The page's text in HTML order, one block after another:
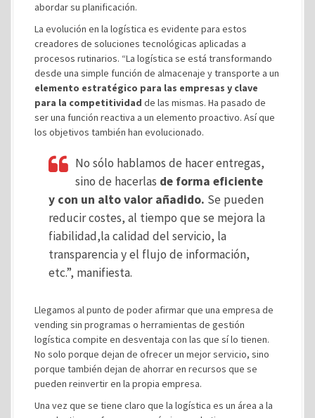
abordar su planificación.
La evolución en la logística es evidente para estos
creadores de soluciones tecnológicas aplicadas a
procesos rutinarios. “La logística se está transformando
desde una simple función de almacenaje y transporte a un
elemento estratégico para las empresas y clave
para la competitividad de las mismas. Ha pasado de
ser una función reactiva a un elemento proactivo. Así que
los objetivos también han evolucionado.
No sólo hablamos de hacer entregas,
sino de hacerlas de forma eficiente
y con un alto valor añadido. Se pueden
reducir costes, al tiempo que se mejora la
fiabilidad,la calidad del servicio, la
transparencia y el flujo de información,
etc.”, manifiesta.
Llegamos al punto de poder afirmar que una empresa de
vending sin programas o herramientas de gestión
logística compite en desventaja con las que sí lo tienen.
No solo porque dejan de ofrecer un mejor servicio, sino
porque también dejan de ahorrar en recursos que se
pueden reinvertir en la propia empresa.
Una vez que se tiene claro que la logística es un área a la